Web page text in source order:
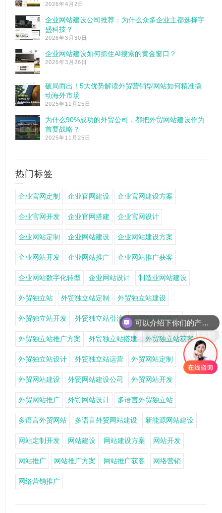
2026年4月2日
企业网站建设公司推荐：为什么众多企业主都选择宇
盛科技？
2026年3月30日
企业网站建设如何抓住AI搜索的黄金窗口？
2026年3月26日
破局而出！5大优势解读外贸营销型网站如何精准撬
动海外市场
2025年11月25日
为什么90%成功的外贸公司，都把外贸网站建设作为
首要战略？
2025年11月25日
热门标签
企业官网定制 企业官网建设 企业官网建设方案
企业官网开发 企业官网搭建 企业官网设计
企业网站定制 企业网站建设 企业网站建设方案
企业网站开发 企业网站推广 企业网站推广获客
企业网站数字化转型 企业网站设计 制造业网站建设
外贸独立站 外贸独立站定制 外贸独立站建设
外贸独立站开发 外贸独立站引流 外贸独立站推广
外贸独立站推广方案 外贸独立站搭建 外贸独立站获客
外贸独立站设计 外贸独立站运营 外贸网站定制
外贸网站建设 外贸网站建设公司 外贸网站开发
外贸网站推广 外贸网站设计 多语言外贸独立站
多语言外贸网站 多语言外贸网站建设 新能源网站建设
网站定制开发 网站建设 网站建设方案 网站开发
网站推广 网站推广方案 网站推广获客 网络营销
网络营销推广
你们是怎么收费的呢